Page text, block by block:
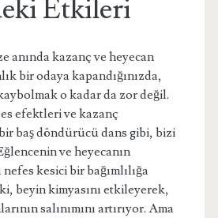
Etkileri
anında kazanç ve heyecan
bir odaya kapandığınızda,
o kadar da zor değil.
efektleri ve kazanç
baş döndürücü dans gibi, bizi
ve heyecanın
kesici bir bağımlılığa
beyin kimyasını etkileyerek,
salınımını artırıyor. Ama